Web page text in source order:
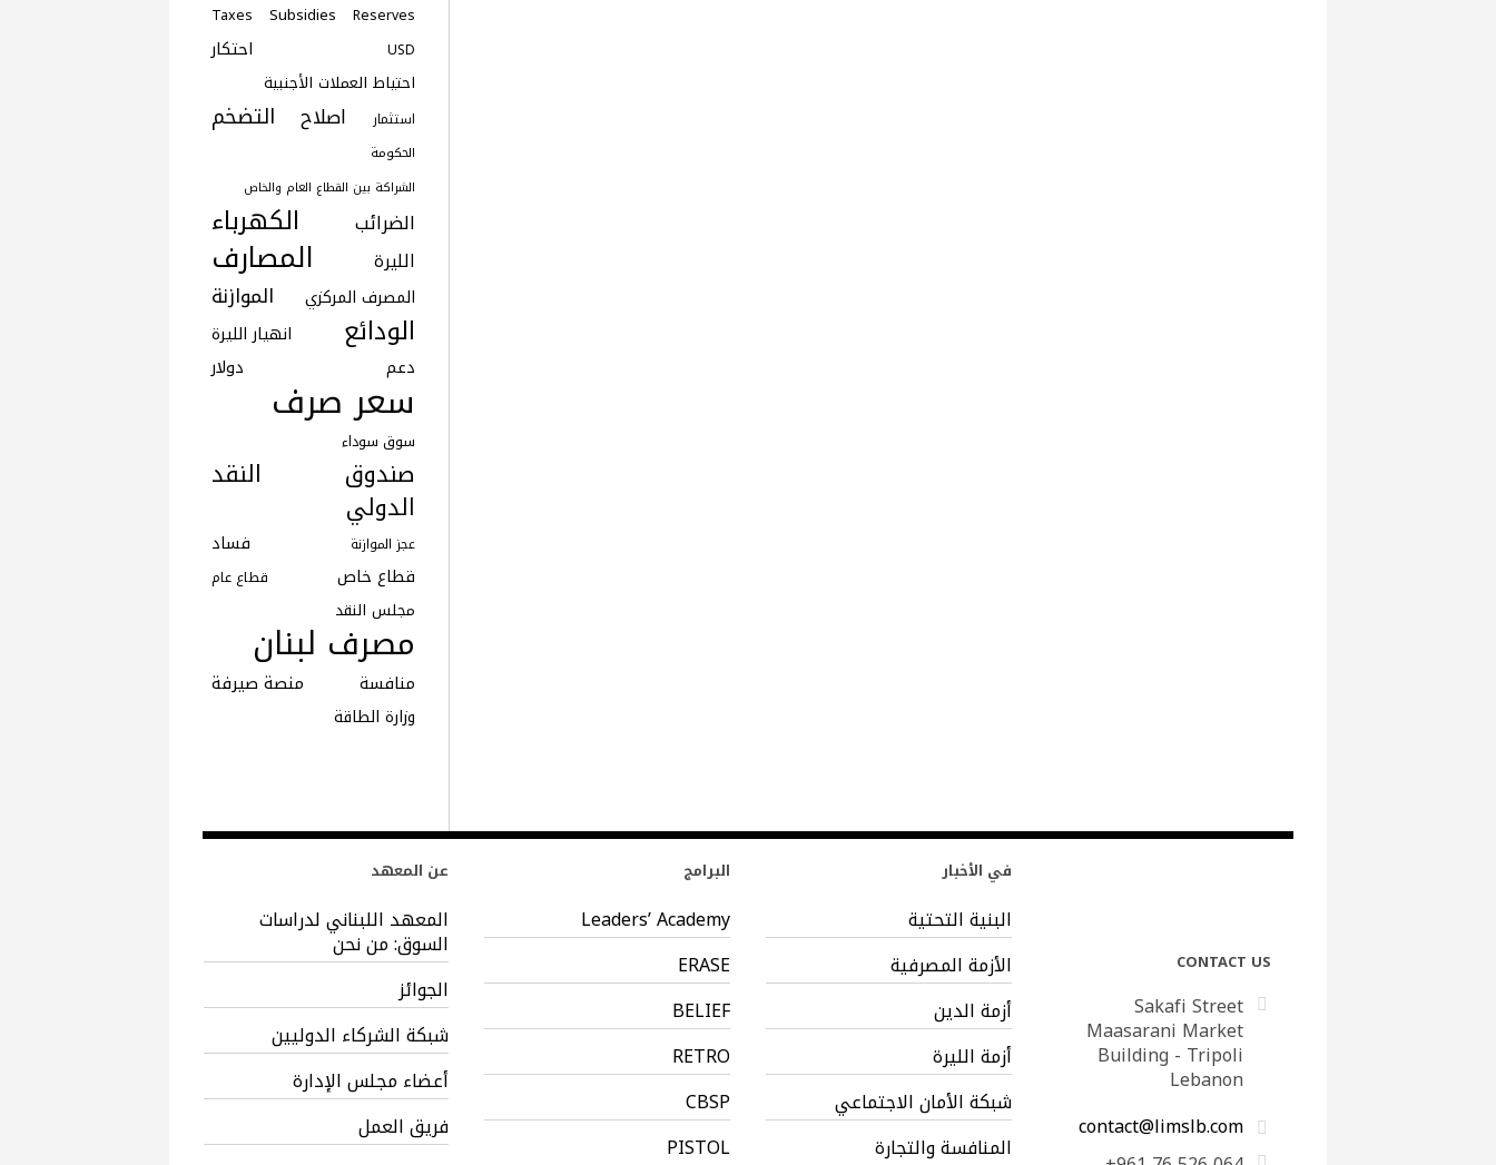
Reserves
Subsidies
Taxes
USD احتكار
احتياط العملات الأجنبية
استثمار اصلاح التضخم
الحكومة
الشراكة بين القطاع العام والخاص
الضرائب الكهرباء
الليرة المصارف
المصرف المركزي الموازنة
الودائع
انهيار الليرة
دعم
دولار
سعر صرف
سوق سوداء
صندوق النقد
الدولي
عجز الموازنة
فساد
قطاع خاص
قطاع عام
مجلس النقد
مصرف لبنان
منافسة منصة صيرفة
وزارة الطاقة
CONTACT US
Sakafi Street
Maasarani Market
Building - Tripoli
Lebanon
contact@limslb.com
في الأخبار
البنية التحتية
الأزمة المصرفية
أزمة الدين
أزمة الليرة
شبكة الأمان الاجتماعي
المنافسة والتجارة
البرامج
Leaders’ Academy
ERASE
BELIEF
RETRO
CBSP
PISTOL
عن المعهد
المعهد اللبناني لدراسات
السوق: من نحن
الجوائز
شبكة الشركاء الدوليين
أعضاء مجلس الإدارة
فريق العمل